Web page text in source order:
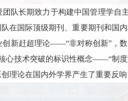
队长期致力于构建中国管理学自
在国际顶级期刊、重要期刊和国
创新赶超理论——“非对称创新”，
心技术突破的标识性概念——“制
理论在国内外学界产生了重要反